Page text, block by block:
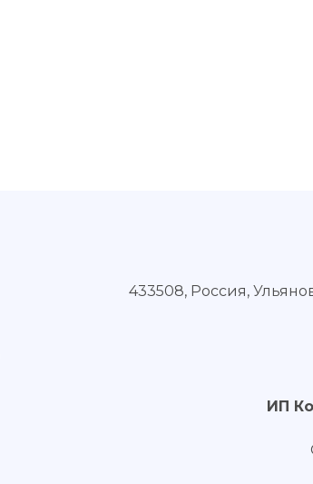
433508, Россия,
ИП